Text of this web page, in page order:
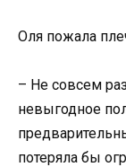
Оля пожала
– Не совсем
невыгодное
потеряла бы